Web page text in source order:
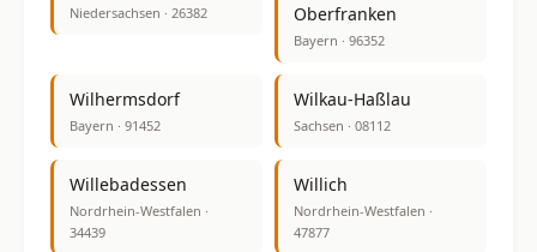
Niedersachsen · 26382
Oberfranken
Bayern · 96352
Wilhermsdorf
Bayern · 91452
Wilkau-Haßlau
Sachsen · 08112
Willebadessen
Nordrhein-Westfalen ·
34439
Willich
Nordrhein-Westfalen ·
47877